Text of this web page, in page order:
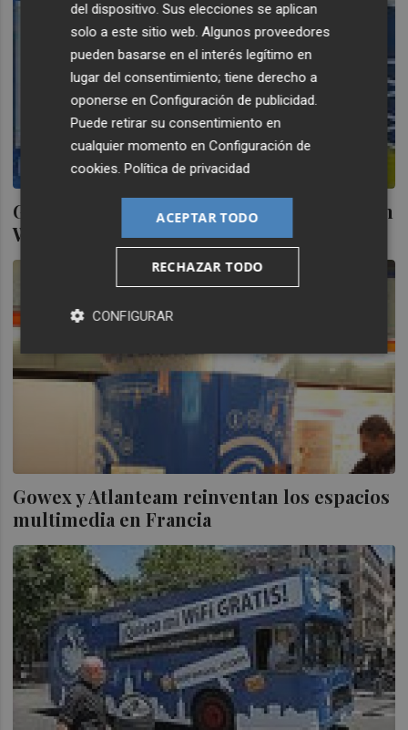
Gowex recibe el visto bueno para cotizar en
Wall Street
Gowex y Atlanteam reinventan los espacios
multimedia en Francia
del dispositivo. Sus elecciones se aplican
solo a este sitio web. Algunos proveedores
pueden basarse en el interés legítimo en
lugar del consentimiento; tiene derecho a
oponerse enConfiguración de publicidad.
Puede retirar su consentimiento en
cualquier momento enConfiguración de
cookies.Política de privacidad
ACEPTAR TODO
RECHAZAR TODO
CONFIGURAR